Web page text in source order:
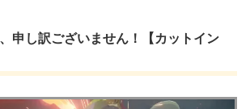
申し訳ございません！【カットイン